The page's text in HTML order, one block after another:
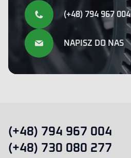
(+48) 794 967 004
NAPISZ DO NAS
(+48) 794 967 004
(+48) 730 080 277